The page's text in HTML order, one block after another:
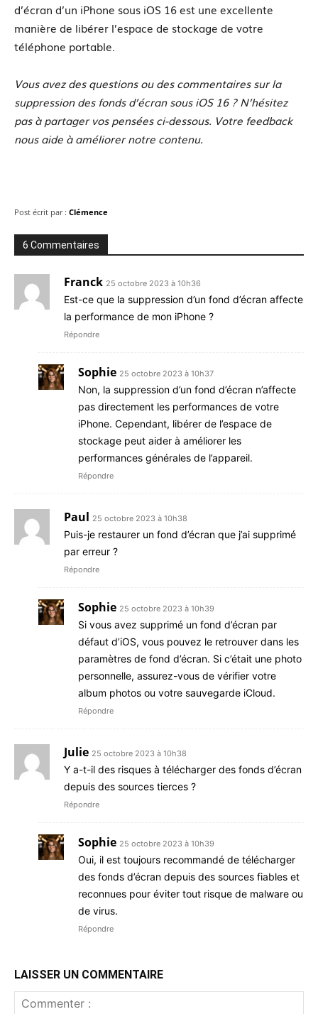
d’écran d’un iPhone sous iOS 16 est une excellente
manière de libérer l’espace de stockage de votre
téléphone portable.
Vous avez des questions ou des commentaires sur la
suppression des fonds d’écran sous iOS 16 ? N’hésitez
pas à partager vos pensées ci-dessous. Votre feedback
nous aide à améliorer notre contenu.
Post écrit par : Clémence
6 Commentaires
Franck 25 octobre 2023 à 10h36
Est-ce que la suppression d’un fond d’écran affecte
la performance de mon iPhone ?
Répondre
Sophie 25 octobre 2023 à 10h37
Non, la suppression d’un fond d’écran n’affecte
pas directement les performances de votre
iPhone. Cependant, libérer de l’espace de
stockage peut aider à améliorer les
performances générales de l’appareil.
Répondre
Paul 25 octobre 2023 à 10h38
Puis-je restaurer un fond d’écran que j’ai supprimé
par erreur ?
Répondre
Sophie 25 octobre 2023 à 10h39
Si vous avez supprimé un fond d’écran par
défaut d’iOS, vous pouvez le retrouver dans les
paramètres de fond d’écran. Si c’était une photo
personnelle, assurez-vous de vérifier votre
album photos ou votre sauvegarde iCloud.
Répondre
Julie 25 octobre 2023 à 10h38
Y a-t-il des risques à télécharger des fonds d’écran
depuis des sources tierces ?
Répondre
Sophie 25 octobre 2023 à 10h39
Oui, il est toujours recommandé de télécharger
des fonds d’écran depuis des sources fiables et
reconnues pour éviter tout risque de malware ou
de virus.
Répondre
LAISSER UN COMMENTAIRE